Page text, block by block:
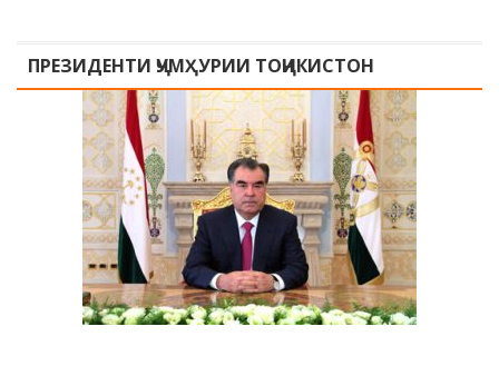
ПРЕЗИДЕНТИ ҶУМҲУРИИ ТОҶИКИСТОН